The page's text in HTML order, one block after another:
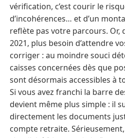
vérification, c’est courir le
d’incohérences… et d’un
reflète pas votre parcours. Or,
2021, plus besoin d’attendre
corriger : au moindre souci
caisses concernées dès que
sont désormais accessibles à
Si vous avez franchi la barre
devient même plus simple : il
directement les documents
compte retraite. Sérieusement,